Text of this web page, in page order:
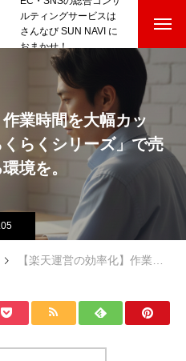
ルティングサービスは
さんなび SUN NAVI に
おまかせ！
作業時間を大幅カッ
らくシリーズ」で売
境を。
【楽天運営の効率化】作業時間を大幅カット！グリニッチの「らくらくシリーズ」で売上アップに集中できる環境を。